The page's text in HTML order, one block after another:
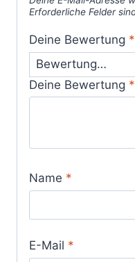
Erforderliche Felder
Deine Bewertung *
Deine Bewertung *
Name *
E-Mail *